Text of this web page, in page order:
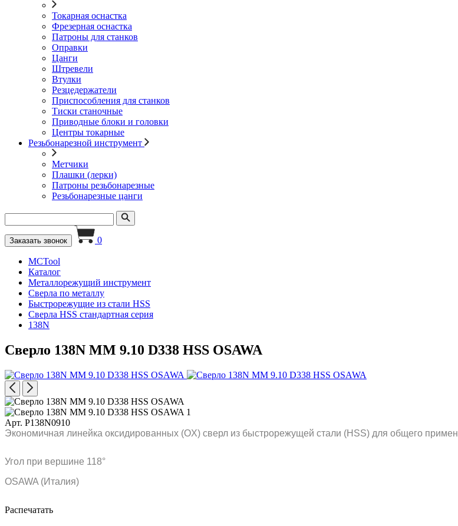
Токарная оснастка
Фрезерная оснастка
Патроны для станков
Оправки
Цанги
Штревели
Втулки
Резцедержатели
Приспособления для станков
Тиски станочные
Приводные блоки и головки
Центры токарные
Резьбонарезной инструмент
Метчики
Плашки (лерки)
Патроны резьбонарезные
Резьбонарезные цанги
Заказать звонок 0
MCTool
Каталог
Металлорежущий инструмент
Сверла по металлу
Быстрорежущие из стали HSS
Сверла HSS стандартная серия
138N
Сверло 138N MM 9.10 D338 HSS OSAWA
Арт. P138N0910
Экономичная линейка оксидированных (OX) сверл из быстрорежущей стали (HSS) для общего
Угол при вершине 118°
OSAWA (Италия)
Распечатать